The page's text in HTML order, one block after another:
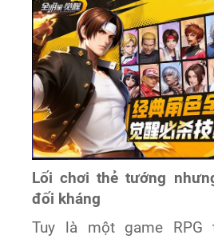
Lối chơi thẻ tướng
đối kháng
Tuy là một game RPG